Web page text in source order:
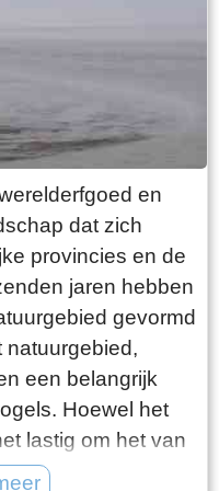
ook de moeite
houten
de huizen brandt
kant van de
nu via voetpad
links aanhoudt
je bent begonnen.
dat een dergelijk
is gemaakt.
functie als
vanuit zee.
ze, ontdaan
deel weer
naar elders
vorm van
en
dat zich
provincies en de
jaren hebben
gevormd
natuurgebied,
een belangrijk
Hoewel het
lastig om het van
kun je in